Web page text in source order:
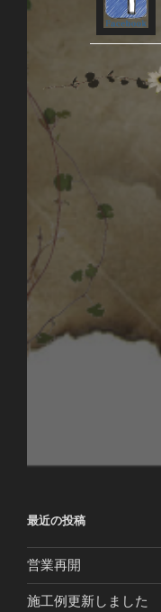
最近の投稿
営業再開
施工例更新しました